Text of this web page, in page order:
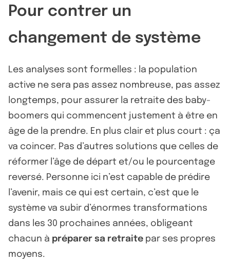
Pour contrer un
changement de système
Les analyses sont formelles : la population
active ne sera pas assez nombreuse, pas assez
longtemps, pour assurer la retraite des baby-
boomers qui commencent justement à être en
âge de la prendre. En plus clair et plus court : ça
va coincer. Pas d’autres solutions que celles de
réformer l’âge de départ et/ou le pourcentage
reversé. Personne ici n’est capable de prédire
l’avenir, mais ce qui est certain, c’est que le
système va subir d’énormes transformations
dans les 30 prochaines années, obligeant
chacun à préparer sa retraite par ses propres
moyens.